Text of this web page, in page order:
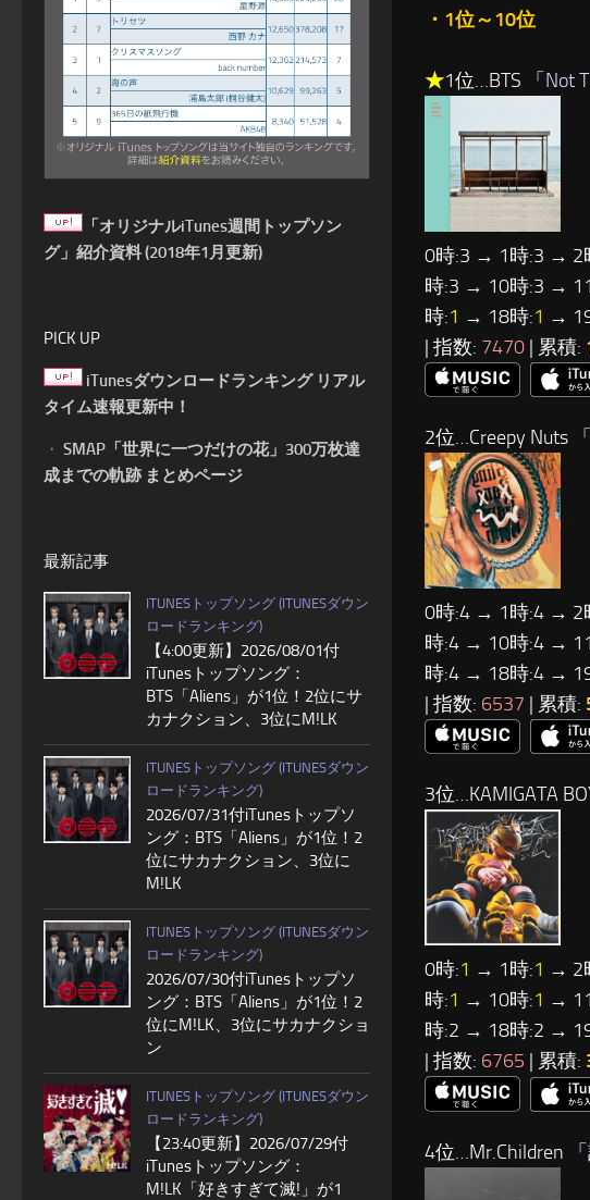
・1位～10位
★1位…BTS 「 Not
0時:3 → 1時:3 →
時:3 → 10時:3 →
時:1 → 18時:1 →
| 指数: 7470 | 累積:
2位…Creepy Nuts 「
0時:4 → 1時:4 →
時:4 → 10時:4 →
時:4 → 18時:4 →
| 指数: 6537 | 累積:
3位…KAMIGATA
0時:1 → 1時:1 → 2
時:1 → 10時:1 →
時:2 → 18時:2 →
| 指数: 6765 | 累積:
4位…Mr.Children 「
「オリジナルiTunes週間トップソン
グ」紹介資料 (2018年1月更新)
PICK UP
iTunesダウンロードランキング リアル
タイム速報更新中！
・ SMAP「世界に一つだけの花」300万枚達
成までの軌跡 まとめページ
最新記事
ITUNESトップソング (ITUNESダウン
ロードランキング)
【4:00更新】2026/08/01付
iTunesトップソング：
BTS「Aliens」が1位！2位にサ
カナクション、3位にM!LK
ITUNESトップソング (ITUNESダウン
ロードランキング)
2026/07/31付iTunesトップソ
ング：BTS「Aliens」が1位！2
位にサカナクション、3位に
M!LK
ITUNESトップソング (ITUNESダウン
ロードランキング)
2026/07/30付iTunesトップソ
ング：BTS「Aliens」が1位！2
位にM!LK、3位にサカナクショ
ン
ITUNESトップソング (ITUNESダウン
ロードランキング)
【23:40更新】2026/07/29付
iTunesトップソング：
M!LK「好きすぎて滅!」が1